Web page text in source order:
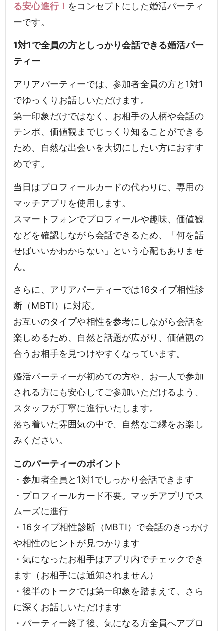
る安心進行！ をコンセプトにした婚活パーティ
ーです。
1対1で全員の方としっかり会話できる婚活パー
ティー
アリアパーティーでは、参加者全員の方と1対1
でゆっくりお話しいただけます。
第一印象だけではなく、お相手の人柄や会話の
テンポ、価値観までじっくり知ることができる
ため、自然な出会いを大切にしたい方におすす
めです。
当日はプロフィールカードの代わりに、専用の
マッチアプリを使用します。
スマートフォンでプロフィールや趣味、価値観
などを確認しながら会話できるため、「何を話
せばいいかわからない」という心配もありませ
ん。
さらに、アリアパーティーでは16タイプ相性診
断（MBTI）に対応。
お互いのタイプや相性を参考にしながら会話を
楽しめるため、自然と話題が広がり、価値観の
合うお相手を見つけやすくなっています。
婚活パーティーが初めての方や、お一人で参加
される方にも安心してご参加いただけるよう、
スタッフが丁寧に進行いたします。
落ち着いた雰囲気の中で、自然なご縁をお楽し
みください。
このパーティーのポイント
・参加者全員と1対1でしっかり会話できます
・プロフィールカード不要。マッチアプリでス
ムーズに進行
・16タイプ相性診断（MBTI）で会話のきっかけ
や相性のヒントが見つかります
・気になったお相手はアプリ内でチェックでき
ます（お相手には通知されません）
・後半のトークでは第一印象を踏まえて、さら
に深くお話しいただけます
・パーティー終了後、気になる方全員へアプロ